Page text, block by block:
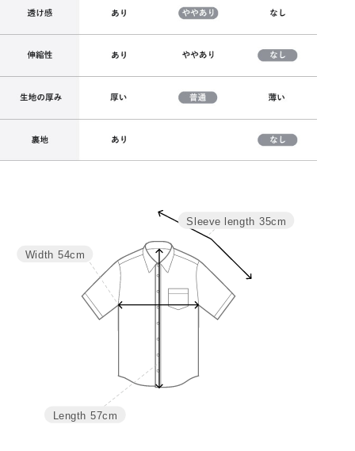
着丈 裄丈
57
114 59 35.6
Sleeve length 35cm
Length 57cm
Width 54cm